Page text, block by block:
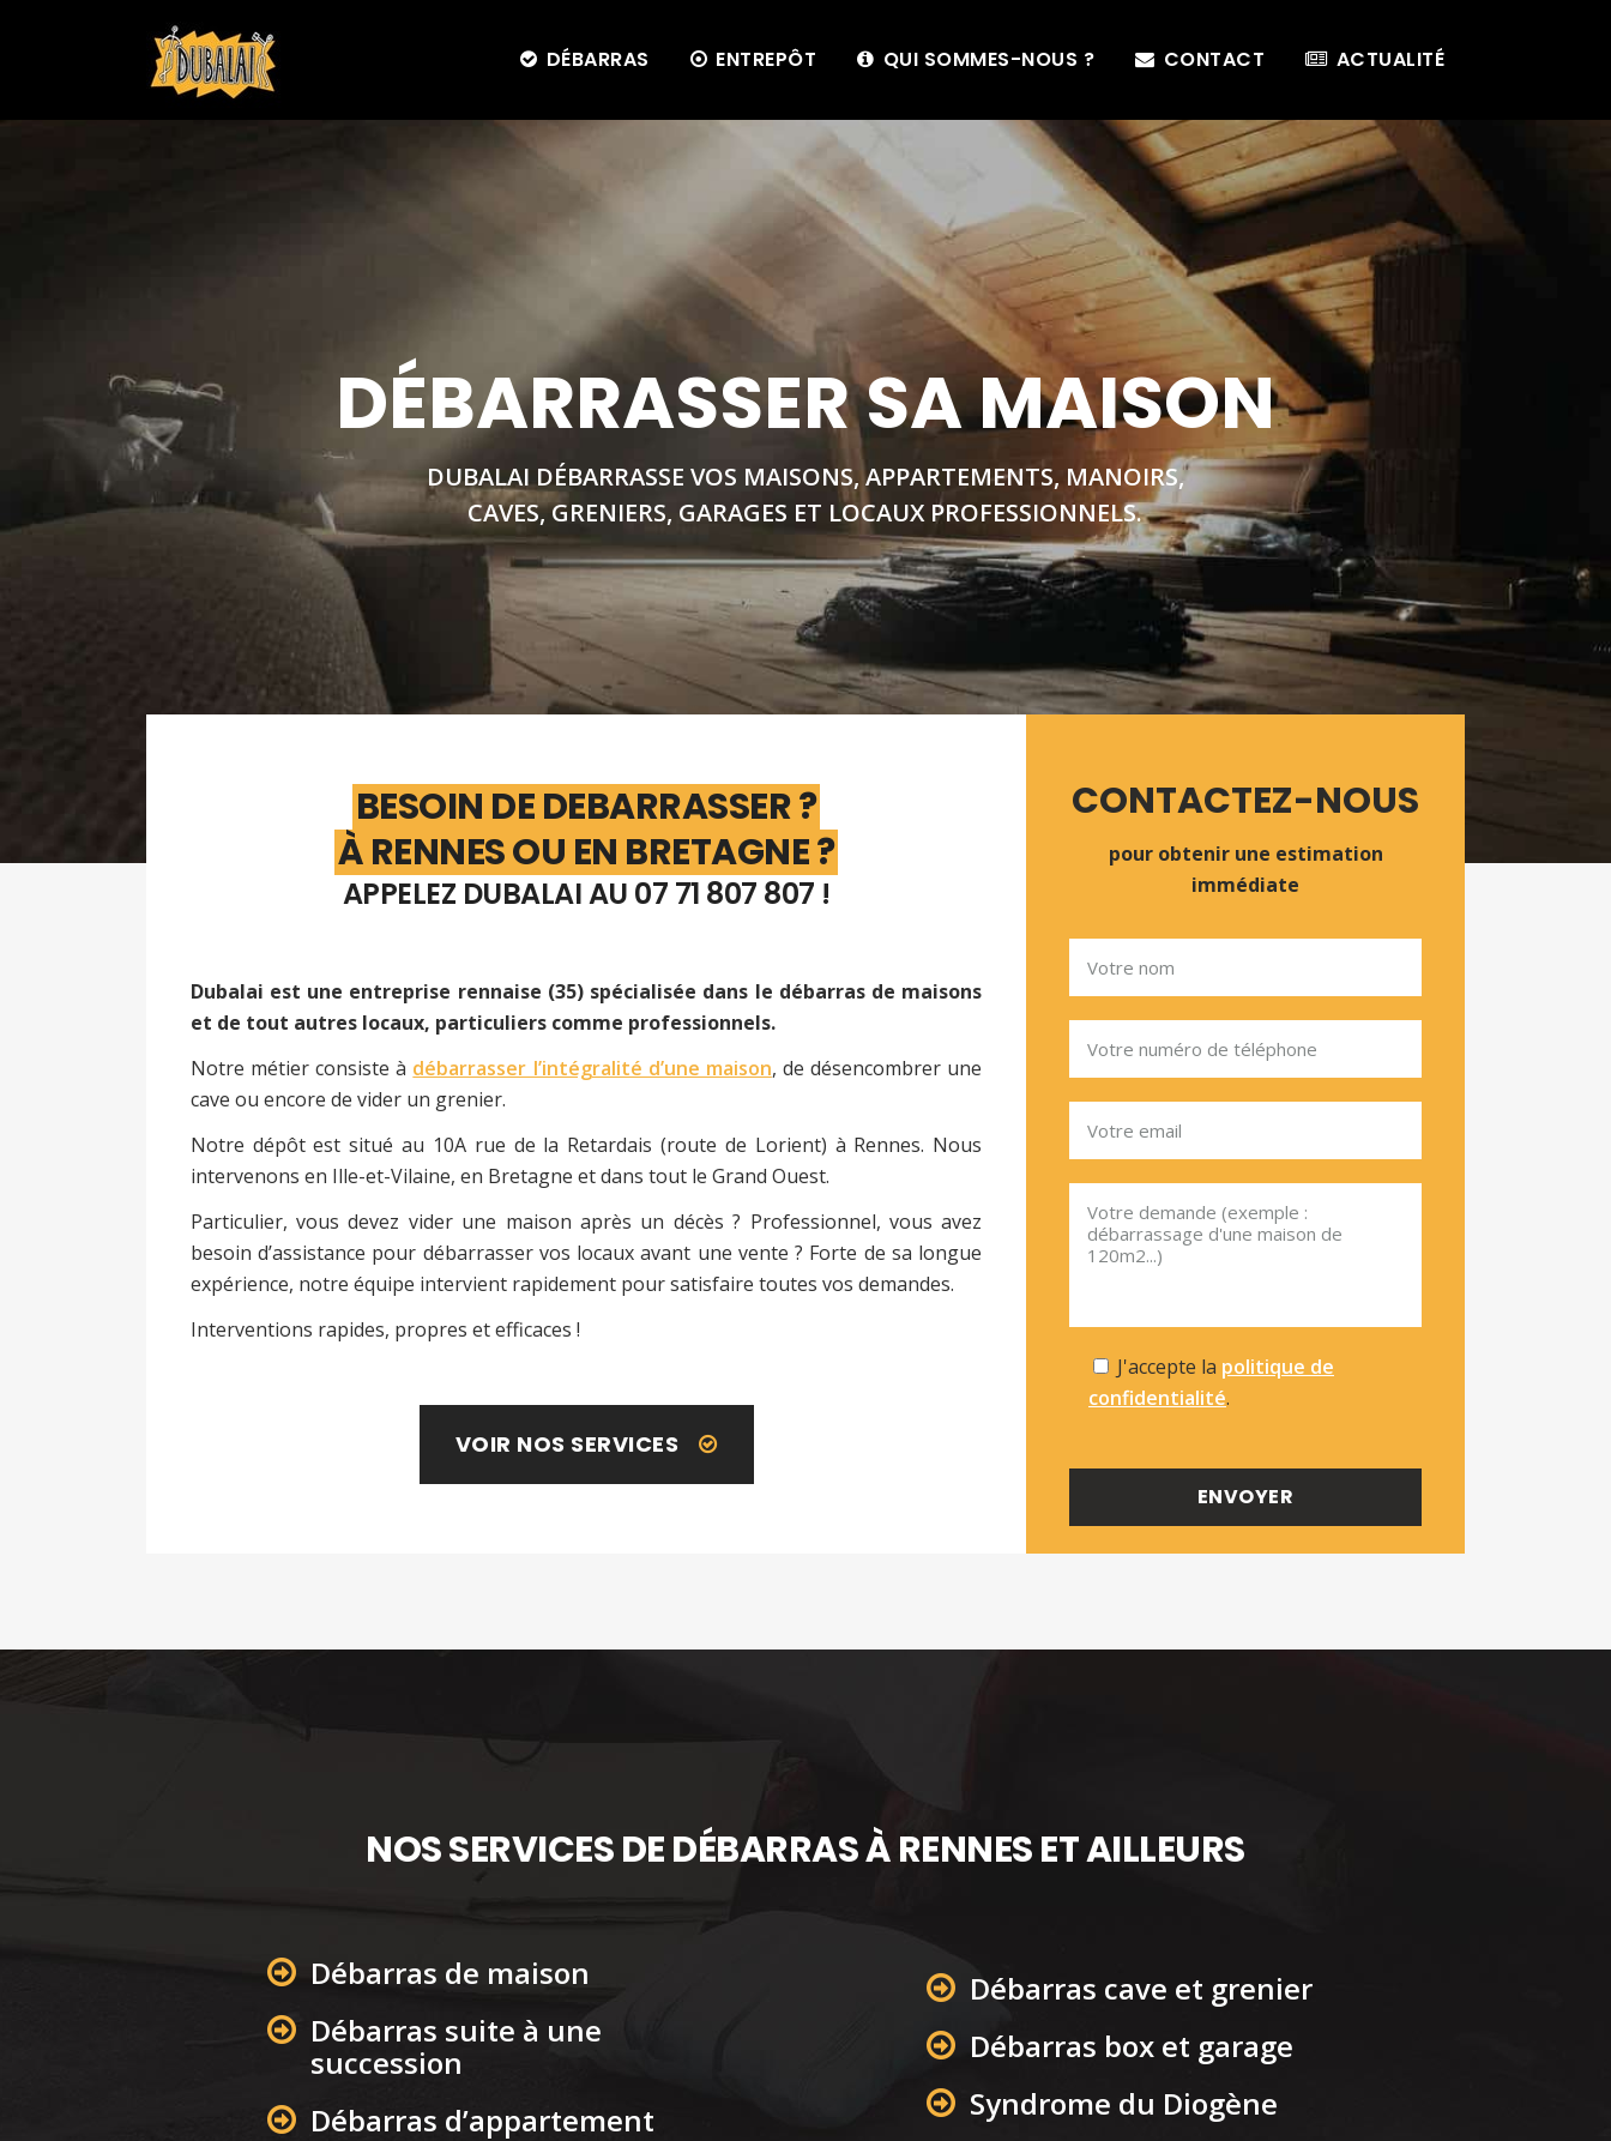
DÉBARRAS ENTREPÔT QUI SOMMES-NOUS ? CONTACT ACTUALITÉ
DÉBARRASSER SA MAISON
DUBALAI DÉBARRASSE VOS MAISONS, APPARTEMENTS, MANOIRS,
CAVES, GRENIERS, GARAGES ET LOCAUX PROFESSIONNELS.
BESOIN DE DEBARRASSER ?
À RENNES OU EN BRETAGNE ?
APPELEZ DUBALAI AU 07 71 807 807 !
Dubalai est une entreprise rennaise (35) spécialisée dans le débarras de maisons
et de tout autres locaux, particuliers comme professionnels.
Notre métier consiste à débarrasser l’intégralité d’une maison, de désencombrer une
cave ou encore de vider un grenier.
Notre dépôt est situé au 10A rue de la Retardais (route de Lorient) à Rennes. Nous
intervenons en Ille-et-Vilaine, en Bretagne et dans tout le Grand Ouest.
Particulier, vous devez vider une maison après un décès ? Professionnel, vous avez
besoin d’assistance pour débarrasser vos locaux avant une vente ? Forte de sa longue
expérience, notre équipe intervient rapidement pour satisfaire toutes vos demandes.
Interventions rapides, propres et efficaces !
VOIR NOS SERVICES
CONTACTEZ-NOUS
pour obtenir une estimation
immédiate
J'accepte la politique de
confidentialité.
NOS SERVICES DE DÉBARRAS À RENNES ET AILLEURS
Débarras de maison
Débarras suite à une
succession
Débarras d’appartement
Débarras cave et grenier
Débarras box et garage
Syndrome du Diogène